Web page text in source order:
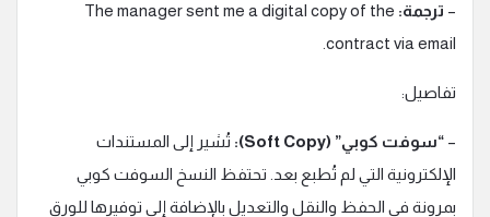
– ترجمة: The manager sent me a digital copy of the
contract via email.
تفاصيل:
– “سوفت كوبي” (Soft Copy):
تُشير إلى المستندات
الإلكترونية التي لم تُطبع بعد. تحتفظ النسخ السوفت كوبي
بمرونة في الحفظ والنقل والتعديل بالإضافة إلى توفيرها للورق